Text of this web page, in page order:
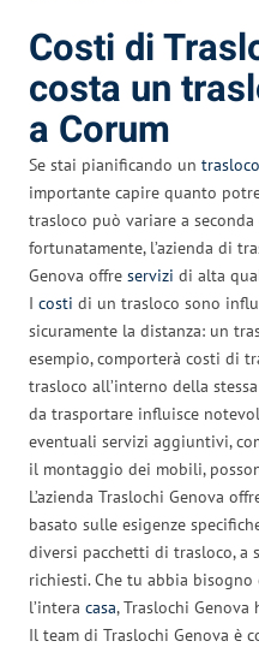
Costi di
costa un
a Corum
Se stai pianificando un trasloco
importante capire quanto
trasloco può variare a
fortunatamente, l’azienda di
Genova offre servizi di alta
I costi di un trasloco sono
sicuramente la distanza: un
esempio, comporterà costi di
trasloco all’interno della
da trasportare influisce
eventuali servizi aggiuntivi,
il montaggio dei mobili,
L’azienda Traslochi Genova
basato sulle esigenze
diversi pacchetti di trasloco, a
richiesti. Che tu abbia
l’intera casa, Traslochi
Il team di Traslochi Genova è